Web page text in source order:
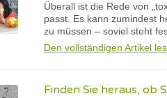
Überall ist die Rede von
passt. Es kann zumindest
zu müssen – soviel steht
Den vollständigen Artikel
Finden Sie heraus, ob